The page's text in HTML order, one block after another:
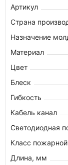
Артикул
Страна
Назначение
Материал
Цвет
Блеск
Гибкость
Кабель канал
Светодиодная
Класс
Длина, мм